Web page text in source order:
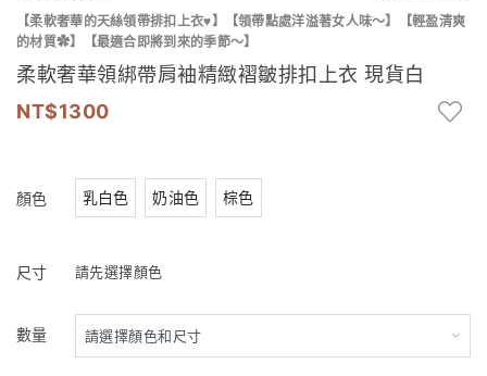
【柔軟奢華的天絲領帶排扣上衣♥】【領帶點處洋溢著女人味～】【輕盈清爽
的材質✿】【最適合即將到來的季節～】
柔軟奢華領綁帶肩袖精緻褶皺排扣上衣 現貨白
1300
顏色 乳白色 奶油色 棕色
尺寸 請先選擇顏色
數量